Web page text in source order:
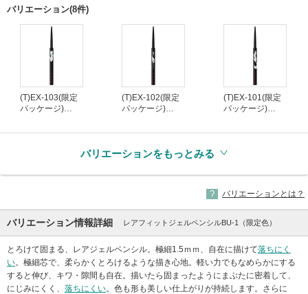
バリエーション(8件)
(T)EX-103(限定
パッケージ)
(T)EX-102(限定
パッケージ)
(T)EX-101(限定
パッケージ)
バリエーションをもっとみる
バリエーションとは？
バリエーション情報詳細 レアフィットジェルペンシルBU-1（限定色）
とろけて固まる、レアジェルペンシル。極細1.5ｍｍ、自在に描けて落ちにく
い。極細芯で、柔らかくとろけるような描き心地。軽い力でもなめらかにする
すると伸び、キワ・隙間も自在。描いたら固まったようにまぶたに密着して、
にじみにくく、 落ちにくい。色も形も美しい仕上がりが持続します。さらに